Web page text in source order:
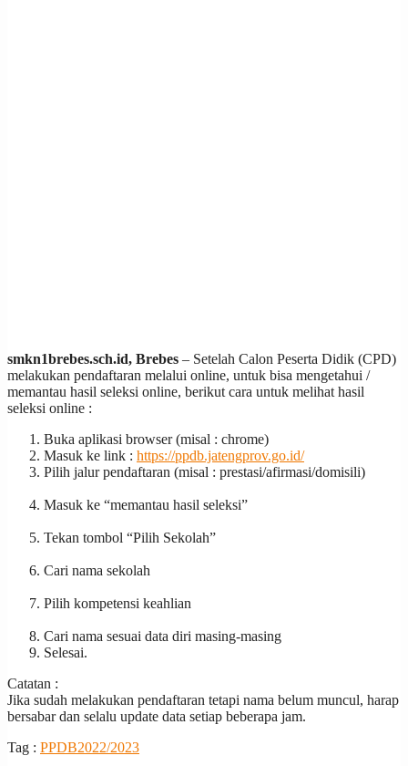
smkn1brebes.sch.id, Brebes – Setelah Calon Peserta Didik (CPD)
melakukan pendaftaran melalui online, untuk bisa mengetahui /
memantau hasil seleksi online, berikut cara untuk melihat hasil
seleksi online :
Buka aplikasi browser (misal : chrome)
Masuk ke link : https://ppdb.jatengprov.go.id/
Pilih jalur pendaftaran (misal : prestasi/afirmasi/domisili)
Masuk ke “memantau hasil seleksi”
Tekan tombol “Pilih Sekolah”
Cari nama sekolah
Pilih kompetensi keahlian
Cari nama sesuai data diri masing-masing
Selesai.
Catatan :
Jika sudah melakukan pendaftaran tetapi nama belum muncul, harap
bersabar dan selalu update data setiap beberapa jam.
Tag : PPDB2022/2023